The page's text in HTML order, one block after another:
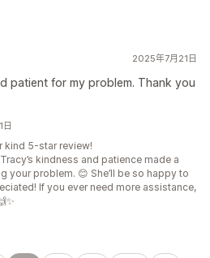
2025年7月21日
patient for my problem. Thank you
kind 5-star review!
kindness and patience made a
your problem. 😊 She’ll be so happy to
If you ever need more assistance,